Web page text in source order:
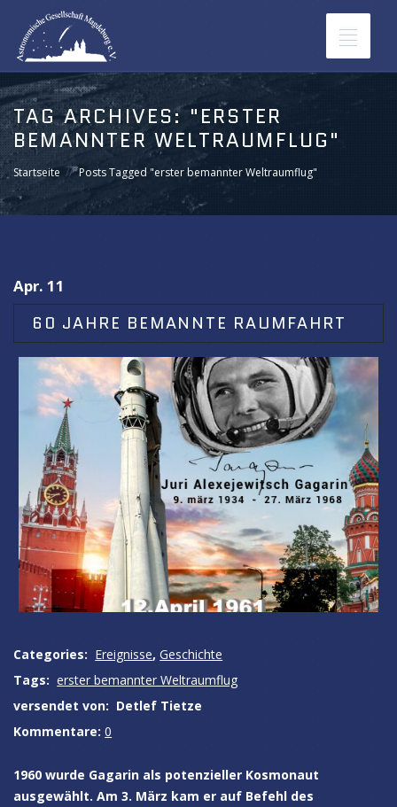
Toggle
Veranstaltungen
Werde Mitglied in der AGM
Sternpatenschaften
TAG ARCHIVES:"ERSTER
BEMANNTER WELTRAUMFLUG"
Startseite Posts Tagged "erster bemannter Weltraumflug"
Apr. 11
60 JAHRE BEMANNTE RAUMFAHRT
Categories: Ereignisse,Geschichte
Tags: erster bemannter Weltraumflug
versendet von: Detlef Tietze
Kommentare: 0
1960 wurde Gagarin als potenzieller Kosmonaut
ausgewählt. Am 3. März kam er auf Befehl des